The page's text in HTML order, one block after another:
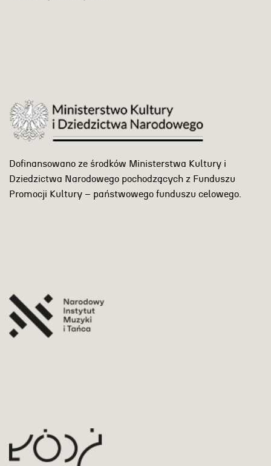
Dofinansowano ze środków Ministerstwa Kultury i
Dziedzictwa Narodowego pochodzących z Funduszu
Promocji Kultury – państwowego funduszu celowego.